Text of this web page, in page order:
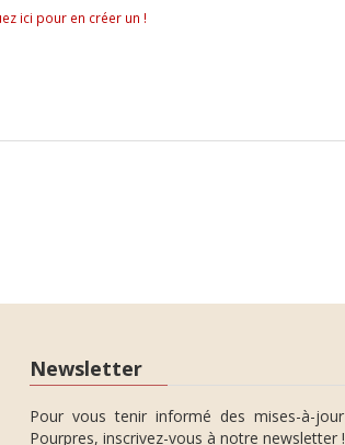
ici pour en créer un !
Newsletter
Pour vous tenir informé des mises-à-
Pourpres, inscrivez-vous à notre newsletter !